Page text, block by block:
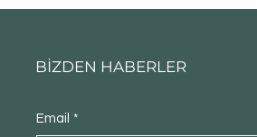
BİZDEN HABERLER
Email *